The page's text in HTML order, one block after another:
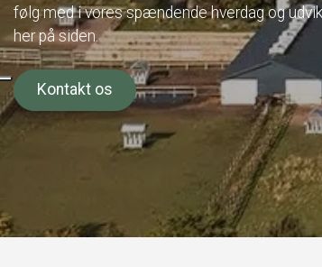
følg med i vores spændende hverdag og
her på siden.
Kontakt os